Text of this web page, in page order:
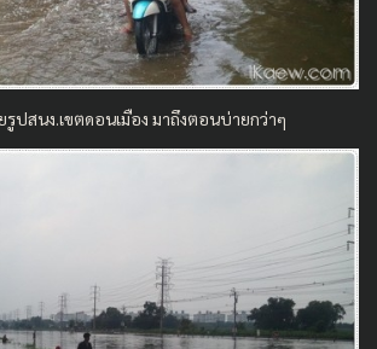
ปสนง.เขตดอนเมือง มาถึงตอนบ่ายกว่าๆ